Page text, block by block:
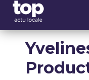
Panneau de gestion